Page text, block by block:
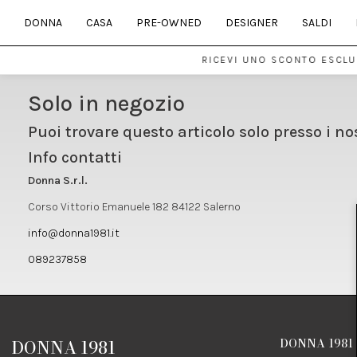
DONNA CASA PRE-OWNED DESIGNER SALDI
RICEVI UNO SCONTO
Solo in negozio
Puoi trovare questo articolo solo presso i
Info contatti
Donna S.r.l.
Corso Vittorio Emanuele 182 84122 Salerno
info@donna1981.it
089237858
DONNA 1981 DONNA 1981